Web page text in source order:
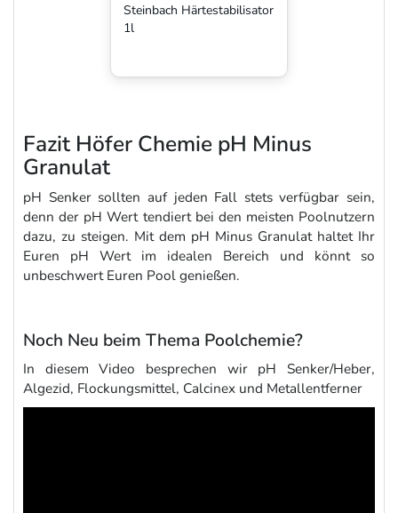
Steinbach Härtestabilisator
1l
Fazit Höfer Chemie pH Minus
Granulat
pH Senker sollten auf jeden Fall stets verfügbar sein,
denn der pH Wert tendiert bei den meisten Poolnutzern
dazu, zu steigen. Mit dem pH Minus Granulat haltet Ihr
Euren pH Wert im idealen Bereich und könnt so
unbeschwert Euren Pool genießen.
Noch Neu beim Thema Poolchemie?
In diesem Video besprechen wir pH Senker/Heber,
Algezid, Flockungsmittel, Calcinex und Metallentferner